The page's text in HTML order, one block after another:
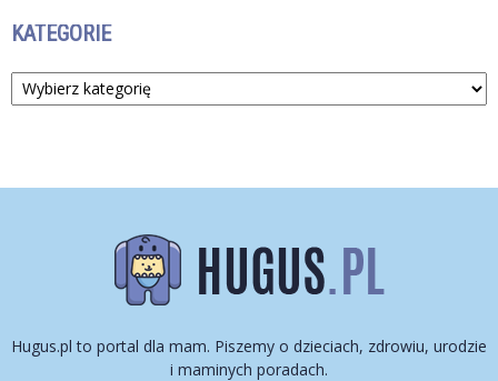
KATEGORIE
Kategorie
Hugus.pl to portal dla mam. Piszemy o dzieciach, zdrowiu, urodzie
i maminych poradach.